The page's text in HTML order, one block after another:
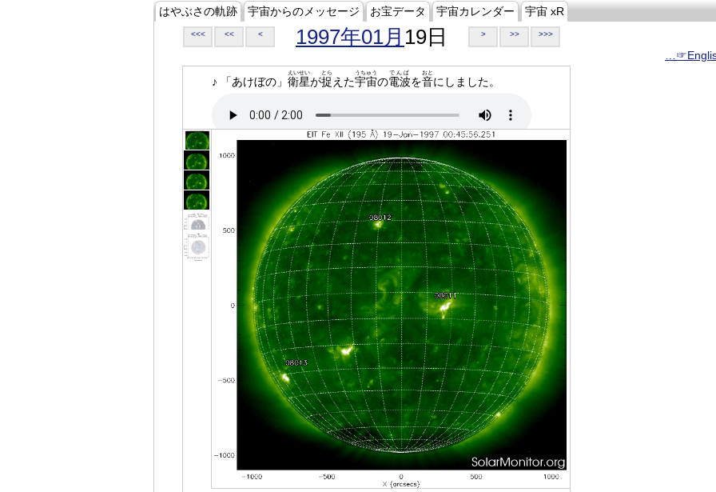
はやぶさの軌跡 宇宙からのメッセージ お宝データ 宇宙カレンダー 宇宙 xR
<<< << < 1997年01月 19日 > >> >>>
♪ 「あけぼの」 衛星
えいせい
が捉
とら
えた宇宙
うちゅう
の電波
でんぱ
を音
おと
にしました。